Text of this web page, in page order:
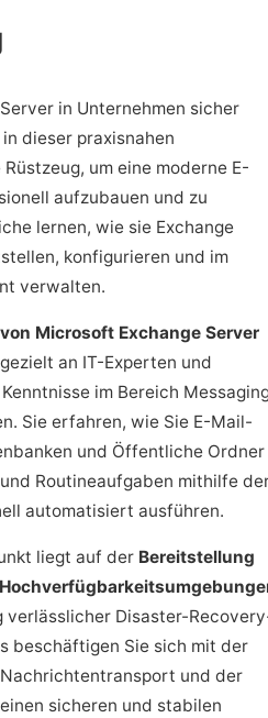
in Unternehmen sicher
dieser praxisnahen
um eine moderne E-
aufzubauen und zu
lernen, wie sie Exchange
konfigurieren und im
verwalten.
Microsoft Exchange Server
an IT-Experten und
im Bereich
Sie erfahren, wie Sie E-Mail-
und Öffentliche Ordner
Routineaufgaben mithilfe
automatisiert ausführen.
liegt auf der Bereitstellung
verlässlicher Disaster-
beschäftigen Sie sich mit der
und der
sicheren und stabilen